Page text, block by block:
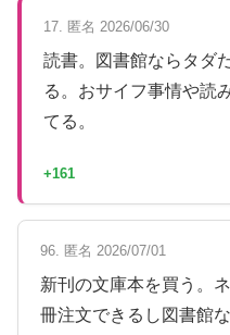
17. 匿名 2026/06/30
読書。図書館ならタダ
る。おサイフ事情や読
てる。
+161
96. 匿名 2026/07/01
新刊の文庫本を買う。
冊注文できるし図書館